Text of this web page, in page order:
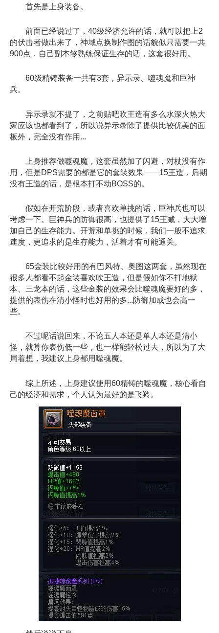
首先是上身装备。
前面已经说过了，40级经济允许的话，就可以把上2
的伏击者做出来了，神域点换制作图的话貌似只需要一共
900点，自己副本够熟练保证生存的话，这套很好用。
60级精铸装备一共有3套，异示录、噬魂魔和巨神
兵。
异示录就不提了，之前贴吧吹王造有多么水深火热大
家应该也都看到了，所以说异示录除了提供比较优美的面
板外，完全没有作用...
上身推荐做噬魂魔，这套虽然加了闪避，对杖没有作
用，但是DPS需要的都是它的套装效果——15王造，后期
没有王造的话，是根本打不动BOSS的。
假如在开荒阶段，或者喜欢单挑的话，巨神兵也可以
考虑一下。巨神兵的防御很高，也提供了15王减，大大增
加自己的生存能力。开荒和单挑的时候，我们一般不追求
速度，更追求的是生存能力，活着才有可能通关。
65金装比较好用的有巴风特、奥图这两套，虽然现在
很多人都看不起金装喜欢吹王造，但是假如你不打地狱
本、三龙本的话，这些金装的效果会比噬魂魔要好的多，
提供的表伤在清小怪时也好用的多...防御加成也会高一
些。
不过呢话说回来，不论五人本还是单人本还是清小
怪，就算你表伤低一些，也一样能轻松过去，所以为了大
局着想，我建议上身都用噬魂魔。
综上所述，上身建议使用60精铸的噬魂魔，核心看自
己的经济和需求，个人认为最好的是飞羚。